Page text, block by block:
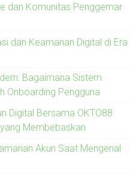
dan Komunitas Penggemar
dan Keamanan Digital di Era
Bagaimana Sistem
Onboarding Pengguna
Digital Bersama OKTO88
Membebaskan
Akun Saat Mengenal